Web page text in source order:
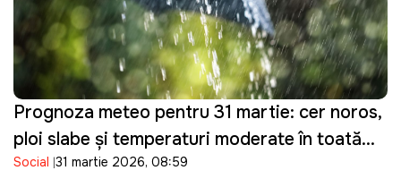
Prognoza meteo pentru 31 martie: cer noros,
ploi slabe și temperaturi moderate în toată
țara
Social 31 martie 2026, 08:59